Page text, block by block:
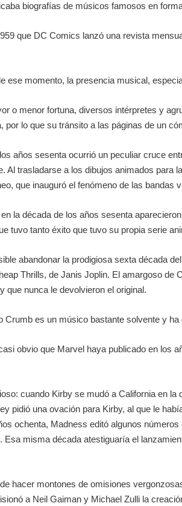
biografías de músicos famosos en
que DC Comics lanzó una revista
ese momento, la presencia musical,
o menor fortuna, diversos intérpretes y
por lo que su tránsito a las páginas de un
años sesenta ocurrió un peculiar cruce
Al trasladarse a los dibujos animados para
que inauguró el fenómeno de las
en la década de los años sesenta
tuvo tanto éxito que tuvo su propia serie
abandonar la prodigiosa sexta década
Thrills, de Janis Joplin. El amargoso de
que nunca le devolvieron el original.
Crumb es un músico bastante solvente y
obvio que Marvel haya publicado en los
cuando Kirby se mudó a California en
pidió una ovación para Kirby, al que le
ochenta, Madness editó algunos
Esa misma década atestiguaría el
hacer montones de omisiones
a Neil Gaiman y Michael Zulli la